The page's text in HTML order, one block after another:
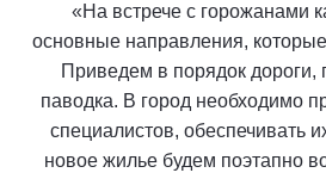
«На встрече с горожанами
основные направления,
Приведем в порядок дороги,
паводка. В город необходимо
специалистов, обеспечивать
новое жилье будем поэтапно